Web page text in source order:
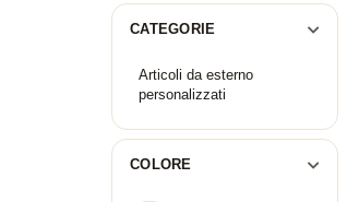
CATEGORIE
Articoli da esterno
personalizzati
COLORE